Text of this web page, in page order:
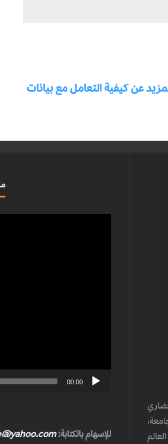
عن كيفية التعامل مع بيانات
00:00
للإسهام بالكتابة: